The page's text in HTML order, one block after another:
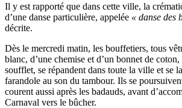
Il y est rapporté que dans cette ville, la
d’une danse particulière, appelée « danse des
décrite.
Dès le mercredi matin, les bouffetiers, tous
blanc, d’une chemise et d’un bonnet de coton,
soufflet, se répandent dans toute la ville et se
farandole au son du tambour. Ils se
courent aussi après les badauds, avant
Carnaval vers le bûcher.